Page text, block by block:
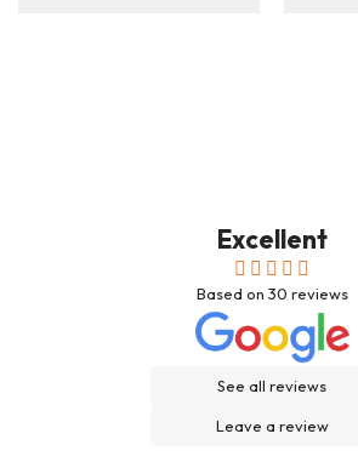
Excellent
Based on 30 reviews
See all reviews
Leave a review